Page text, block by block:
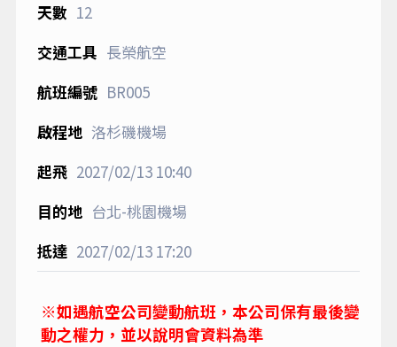
12
長榮航空
BR005
洛杉磯機場
2027/02/1310:40
台北-桃園機場
2027/02/1317:20
※如遇航空公司變動航班，本公司保有最後變
動之權力，並以說明會資料為準